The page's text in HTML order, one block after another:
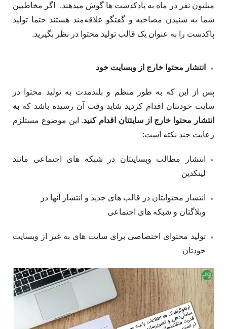
میلیون نفر در ماه به پادکدست­ ها گوش می­دهند. اگر مخاطبین
شما به شنیدن مصاحبه و گفت­گو علاقه­‌مند هستند حتما تولید
پاکدست را به عنوان یک قالب تولید محتوا در نظر بگیرید.
انتشار محتوا خارج از وبسایت‌ خود
پس از این که به طور منظم و بلندمدت به تولید محتوا در
سایت خودتتان اقدام کردید شاید وقت آن رسیده باشد که به
انتشار محتوا خارج از سایتتان اقدام کنید. این موضوع مستلزم
رعایت چند نکته است:
انتشار مطالب وبسایتتان در شبکه­ های اجتماعی مانند
لینکدین
انتشار محتوایتان در قالب­ های جدید و انتشار آن­ها در
وبلاگتان و شبکه­ های اجتماعی
تولید محتوای اختصاصی برای سایت­ های به غیر از وبسایت
خودتان